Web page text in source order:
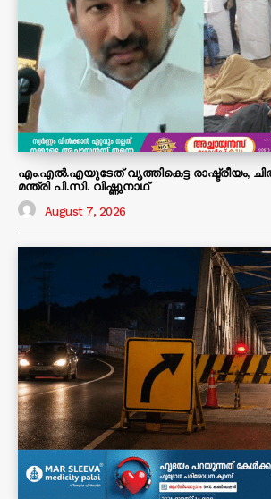
എം.എൽ.എയുടേത് വൃത്തികെട്ട രാഷ്ട്രീയം,
മന്ത്രി പി.സി. വിഷ്ണുനാഥ്
August 7, 2026